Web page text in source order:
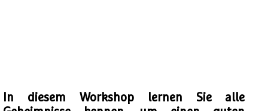
In diesem Workshop lernen Sie alle